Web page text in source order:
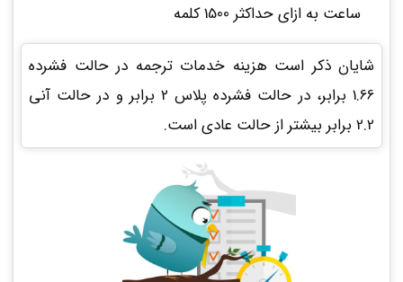
ساعت به ازای حداکثر 1500 کلمه
شایان‌ ذکر است هزینه خدمات ترجمه در حالت فشرده
1.66 برابر، در حالت فشرده پلاس 2 برابر و در حالت آنی
2.2 برابر بیشتر از حالت عادی است.